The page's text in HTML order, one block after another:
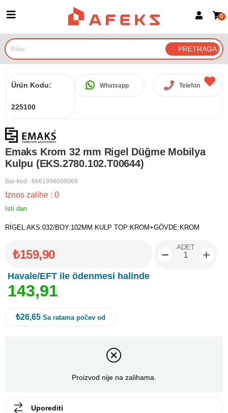
Prijava za članove
Prijavite se Google nalogom
0
Ürün Kodu:
225100
Whatsapp Telefon
Emaks Krom 32 mm Rigel Düğme Mobilya
Kulpu (EKS.2780.102.T00644)
Bar-kod : 6661998099069
Iznos zalihe : 0
Isti dan
RİGEL AKS:032/BOY:102MM KULP TOP:KROM+GÖVDE:KROM
₺159,90
Havale/EFT ile ödenmesi halinde
143,91
ADET
₺26,65 Sa ratama počev od
Proizvod nije na zalihama.
Uporediti